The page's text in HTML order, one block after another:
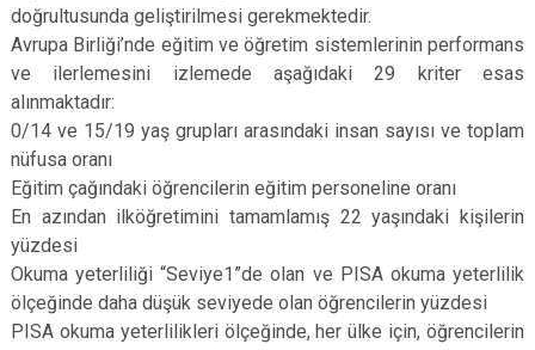
doğrultusunda geliştirilmesi gerekmektedir.
Avrupa Birliği’nde eğitim ve öğretim sistemlerinin performans
ve ilerlemesini izlemede aşağıdaki 29 kriter esas
alınmaktadır:
0/14 ve 15/19 yaş grupları arasındaki insan sayısı ve toplam
nüfusa oranı
Eğitim çağındaki öğrencilerin eğitim personeline oranı
En azından ilköğretimini tamamlamış 22 yaşındaki kişilerin
yüzdesi
Okuma yeterliliği “Seviye1”de olan ve PISA okuma yeterlilik
ölçeğinde daha düşük seviyede olan öğrencilerin yüzdesi
PISA okuma yeterlilikleri ölçeğinde, her ülke için, öğrencilerin